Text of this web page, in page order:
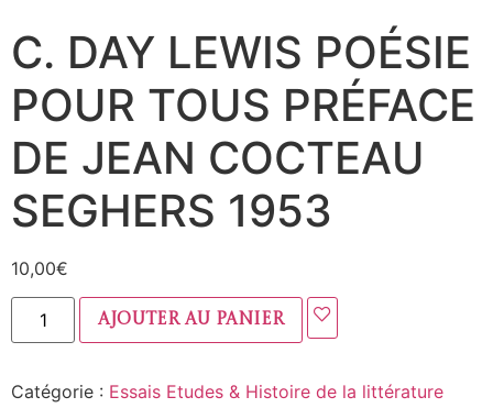
C. DAY LEWIS POÉSIE
POUR TOUS PRÉFACE
DE JEAN COCTEAU
SEGHERS 1953
10,00€
Ajouter au panier
Catégorie : Essais Etudes & Histoire de la littérature